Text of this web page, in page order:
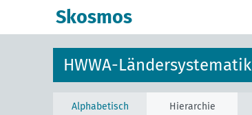
Skosmos
HWWA-Ländersystematik
Alphabetisch
Hierarchie